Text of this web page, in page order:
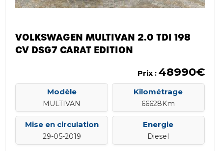
VOLKSWAGEN MULTIVAN 2.0 TDI 198
CV DSG7 CARAT EDITION
Prix : 48990€
Modèle
MULTIVAN
Kilométrage
66628Km
Mise en circulation
29-05-2019
Energie
Diesel